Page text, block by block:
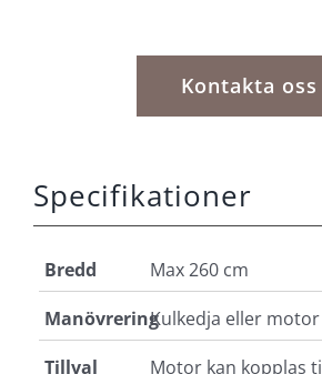
Kontakta oss
Specifikationer
Bredd
Max 260 cm
ManövreringKulkedja eller motor
Tillval
Motor kan kopplas